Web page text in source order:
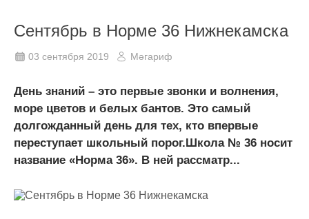
Сентябрь в Норме 36 Нижнекамска
03 сентября 2019 Мәгариф
День знаний – это первые звонки и волнения,
море цветов и белых бантов. Это самый
долгожданный день для тех, кто впервые
переступает школьный порог.Школа № 36 носит
название «Норма 36». В ней рассматр...